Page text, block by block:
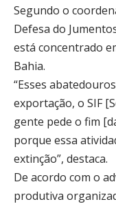
Segundo o
Defesa do
está concentrado
Bahia.
“Esses
exportação, o SIF
gente pede o fim
porque essa
extinção”, destaca.
De acordo com o
produtiva